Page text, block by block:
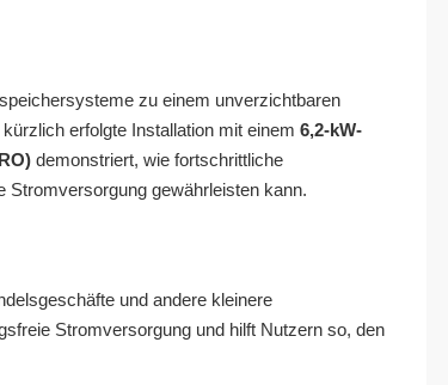
zu einem unverzichtbaren
erfolgte Installation mit einem 6,2-kW-
demonstriert, wie fortschrittliche
Stromversorgung gewährleisten kann.
und andere kleinere
Stromversorgung und hilft Nutzern so, den